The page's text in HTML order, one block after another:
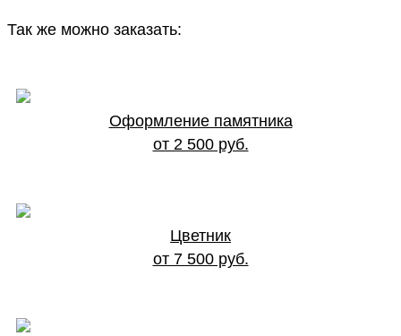
Так же можно заказать:
Оформление памятника
от 2 500 руб.
Цветник
от 7 500 руб.